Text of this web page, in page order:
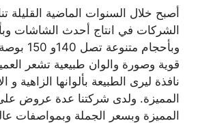
أصبح خلال السنوات الماضية القليلة
الشركات في انتاج أحدث الشاشات
وبأحجام
قوية وصورة والوان طبيعية تشعر
نافذة ليرى الطبيعة بألوانها الزاهية و
المميزة. ولدى شركتنا عدة عروض
المميزة وبسعر الجملة وبمواصفات